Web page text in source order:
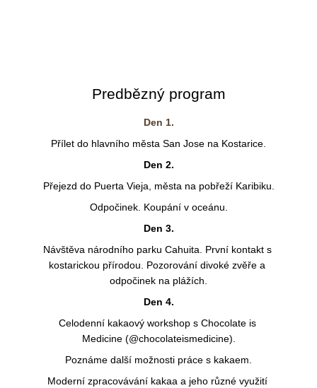
Predbězný program
Den 1.
Přílet do hlavního města San Jose na Kostarice.
Den 2.
Přejezd do Puerta Vieja, města na pobřeží Karibiku.
Odpočinek. Koupání v oceánu.
Den 3.
Návštěva národního parku Cahuita. První kontakt s
kostarickou přírodou. Pozorování divoké zvěře a
odpočinek na plážích.
Den 4.
Celodenní kakaový workshop s Chocolate is
Medicine (@chocolateismedicine).
Poznáme další možnosti práce s kakaem.
Moderní zpracovávání kakaa a jeho různé využití